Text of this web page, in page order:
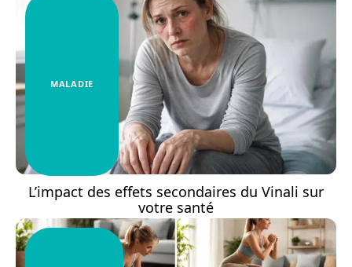
MALADIE
L’impact des effets secondaires du Vinali sur
votre santé